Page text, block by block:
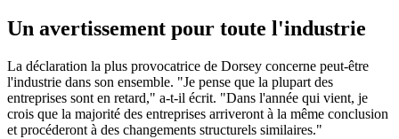
Un avertissement pour toute l'industrie
La déclaration la plus provocatrice de Dorsey concerne peut-être
l'industrie dans son ensemble. "Je pense que la plupart des
entreprises sont en retard," a-t-il écrit. "Dans l'année qui vient, je
crois que la majorité des entreprises arriveront à la même conclusion
et procéderont à des changements structurels similaires."